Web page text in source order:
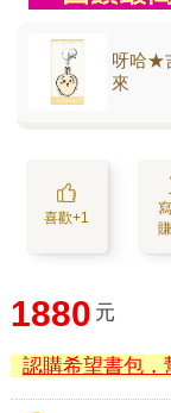
呀哈★
來
喜歡+1
1880 元
認購希望書包，